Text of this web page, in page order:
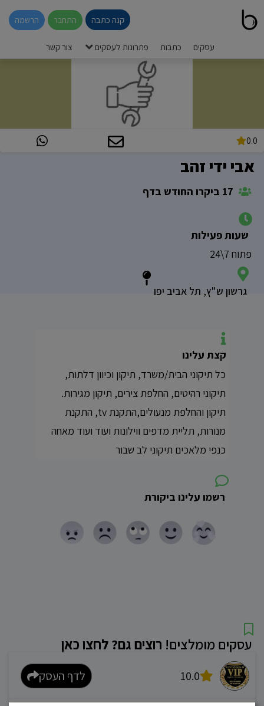
קנה כתבה התחבר הרשמה
עסקים כתבות פתרונות לעסקים צור קשר
0.0
אבי ידי זהב
שעות פעילות
פתוח 7\24
גרשון ש"ץ, תל אביב יפו
קצת עלינו
כל תיקוני הבית/משרד, תיקון וכיוון דלתות,
תיקוני רהיטים, החלפת צירים, תיקון מגירות.
תיקון והחלפת מנעולים,התקנת tv, התקנת
מנורות, תליית מדפים ווילונות ועוד ועוד מאחה
כנפי מלאכים תיקוני לב שבור
רשמו עלינו ביקורת
עסקים מומלצים! רוצים גם? לחצו כאן
10.0 לדף העסק